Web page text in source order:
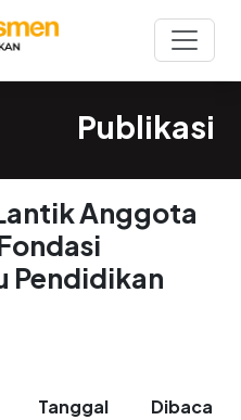
Publikasi
Anggota
Pendidikan
Tanggal
Dibaca